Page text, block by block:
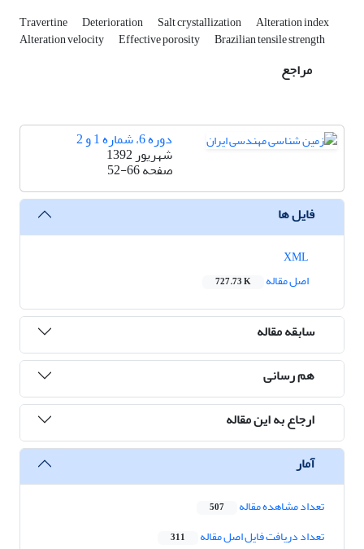
Travertine Deterioration Salt crystallization Alteration index
Alteration velocity Effective porosity Brazilian tensile strength
مراجع
دوره 6، شماره 1 و 2
شهریور 1392
صفحه52-66
فایل ها
اصل مقاله
727.73 K
سابقه مقاله
هم رسانی
ارجاع به این مقاله
آمار
تعداد مشاهده مقاله 507
تعداد دریافت فایل اصل مقاله 311